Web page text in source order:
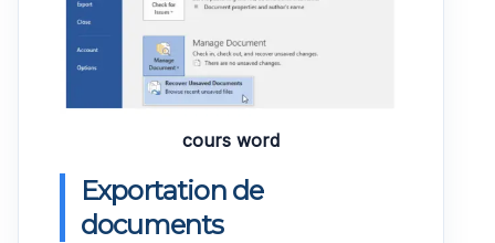
cours word
Exportation de
documents